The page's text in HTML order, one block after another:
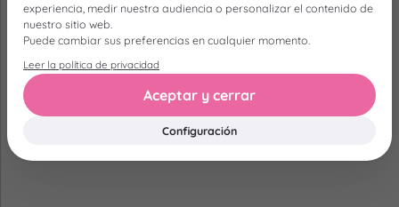
Nuestros clientes cuentan
su historia
No preguntamos nada, ¡lo contaron todo!
experiencia, medir nuestra audiencia o personalizar el contenido de
nuestro sitio web.
Puede cambiar sus preferencias en cualquier momento.
Leer la política de privacidad
Aceptar y cerrar
Configuración